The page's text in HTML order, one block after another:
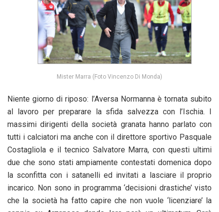
Mister Marra (Foto Vincenzo Di Monda)
Niente giorno di riposo: l’Aversa Normanna è tornata subito
al lavoro per preparare la sfida salvezza con l’Ischia. I
massimi dirigenti della società granata hanno parlato con
tutti i calciatori ma anche con il direttore sportivo Pasquale
Costagliola e il tecnico Salvatore Marra, con questi ultimi
due che sono stati ampiamente contestati domenica dopo
la sconfitta con i satanelli ed invitati a lasciare il proprio
incarico. Non sono in programma ‘decisioni drastiche’ visto
che la società ha fatto capire che non vuole ‘licenziare’ la